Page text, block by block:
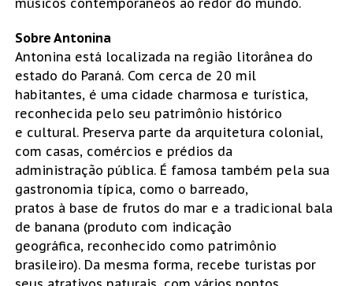
Sobre Antonina
Antonina está localizada na região litorânea do
estado do Paraná. Com cerca de 20 mil
habitantes, é uma cidade charmosa e turística,
reconhecida pelo seu patrimônio histórico
e cultural. Preserva parte da arquitetura colonial,
com casas, comércios e prédios da
administração pública. É famosa também pela sua
gastronomia típica, como o barreado,
pratos à base de frutos do mar e a tradicional bala
de banana (produto com indicação
geográfica, reconhecido como patrimônio
brasileiro). Da mesma forma, recebe turistas por